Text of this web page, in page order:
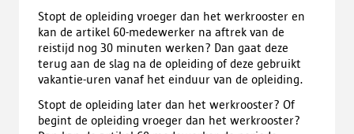
Stopt de opleiding vroeger dan het werkrooster en
kan de artikel 60-medewerker na aftrek van de
reistijd nog 30 minuten werken? Dan gaat deze
terug aan de slag na de opleiding of deze gebruikt
vakantie-uren vanaf het einduur van de opleiding.
Stopt de opleiding later dan het werkrooster? Of
begint de opleiding vroeger dan het werkrooster?